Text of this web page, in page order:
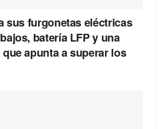
sus furgonetas eléctricas
batería LFP y una
apunta a superar los